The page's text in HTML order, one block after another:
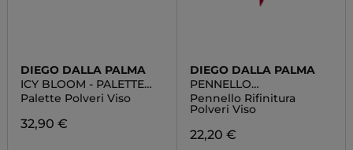
DIEGO DALLA PALMA
ICY BLOOM - PALETTE
POLVERI VISO
Palette Polveri Viso
32,90 €
DIEGO DALLA PALMA
PENNELLO
PROFESSIONALE
Pennello Rifinitura
Polveri Viso
22,20 €